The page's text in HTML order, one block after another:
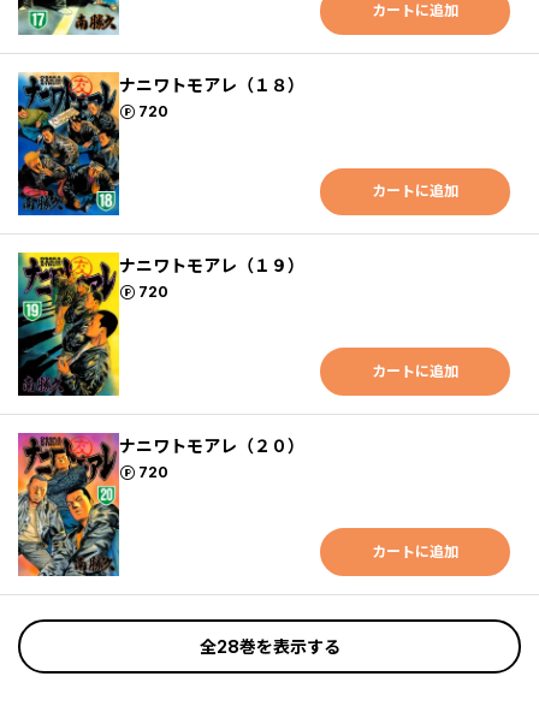
カートに追加
ナニワトモアレ（１８）
720
ポイント
カートに追加
ナニワトモアレ（１９）
720
ポイント
カートに追加
ナニワトモアレ（２０）
720
ポイント
カートに追加
全28巻を表示する